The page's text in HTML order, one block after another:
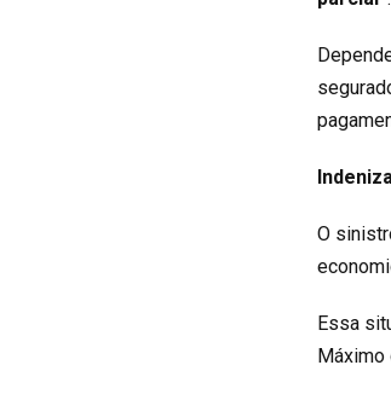
O
Essa
Máximo